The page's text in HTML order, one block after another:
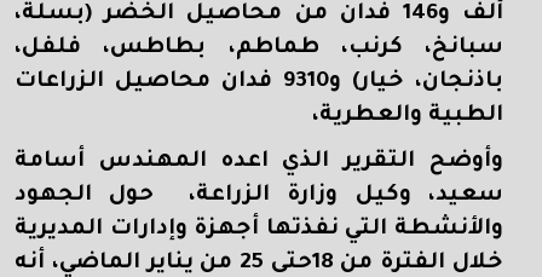
ألف و146 فدان من محاصيل الخضر (بسلة،
سبانخ، كرنب، طماطم، بطاطس، فلفل،
باذنجان، خيار) و9310 فدان محاصيل الزراعات
الطبية والعطرية،
وأوضح التقرير الذي اعده المهندس أسامة
سعيد، وكيل وزارة الزراعة، حول الجهود
والأنشطة التي نفذتها أجهزة وإدارات المديرية
خلال الفترة من 18حتى 25 من يناير الماضي، أنه